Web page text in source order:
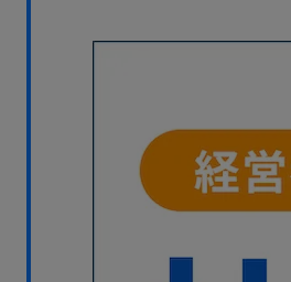
無料デモを見る